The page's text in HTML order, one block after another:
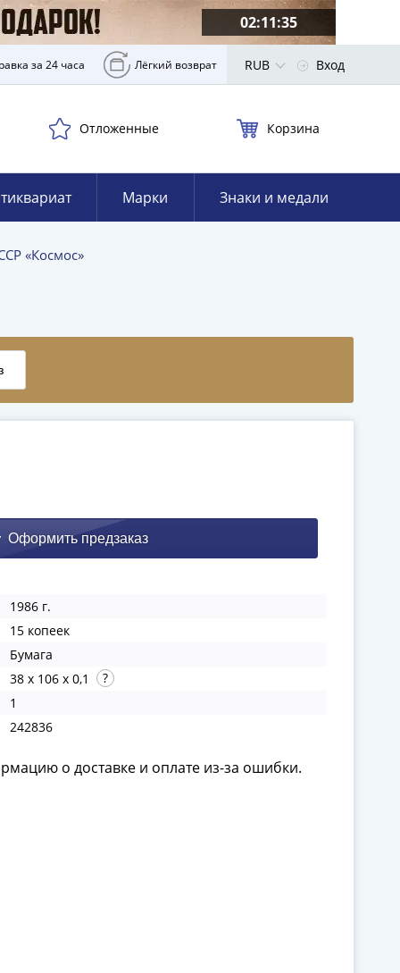
02:11:34
за 24 часа Лёгкий возврат RUB Вход
Отложенные Корзина
Марки Знаки и медали
«Космос»
1986 г.
15 копеек
Бумага
38 x 106 x 0,1
1
242836
о доставке и оплате из-за ошибки.